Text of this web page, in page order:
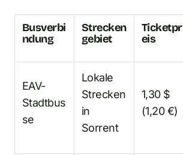
Busverbi
ndung
Strecken
gebiet
Ticketpr
eis
EAV-
Stadtbus
se
Lokale
Strecken
in
Sorrent
1,30 $
(1,20 €)